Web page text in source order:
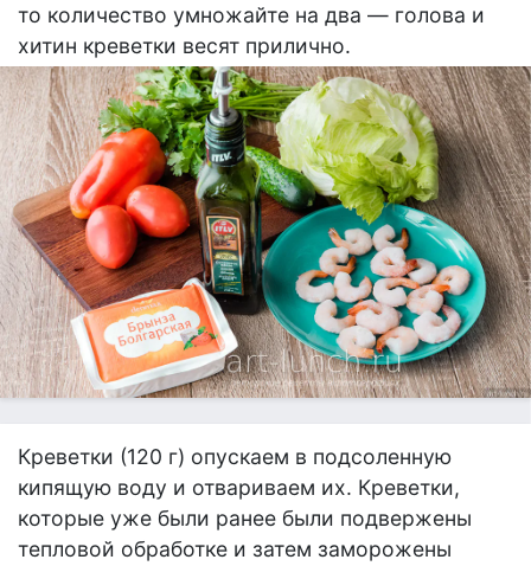
то количество умножайте на два — голова и
хитин креветки весят прилично.
Креветки (120 г) опускаем в подсоленную
кипящую воду и отвариваем их. Креветки,
которые уже были ранее были подвержены
тепловой обработке и затем заморожены